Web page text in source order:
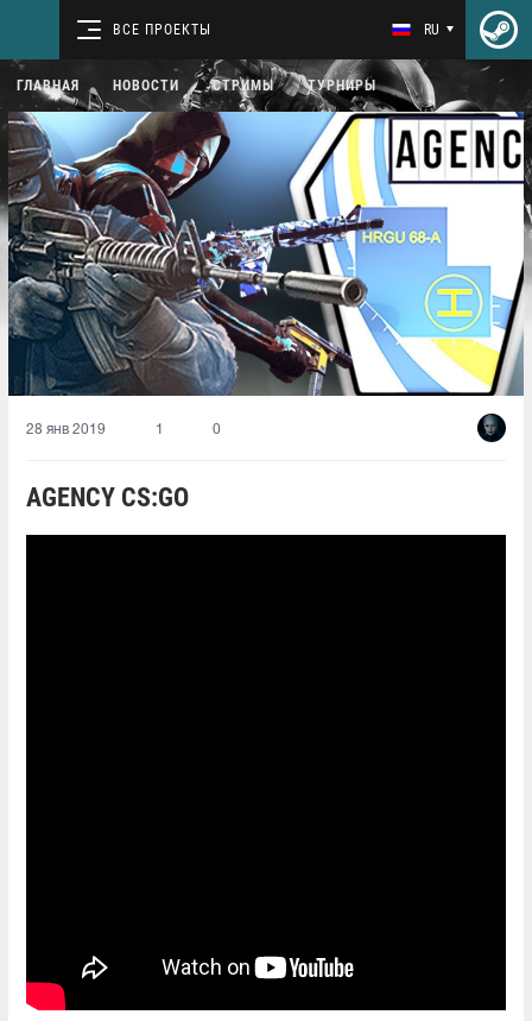
ВСЕ ПРОЕКТЫ RU
ГЛАВНАЯ НОВОСТИ СТРИМЫ ТУРНИРЫ
28 янв 2019 1 0
AGENCY CS:GO